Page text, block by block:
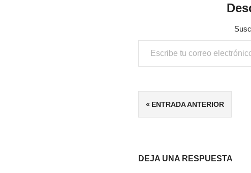
Escribe tu correo electrónico…
ETIQUETAS
4/5
Navegación
ENTRADA ANTERIOR
DEJA UNA RESPUESTA